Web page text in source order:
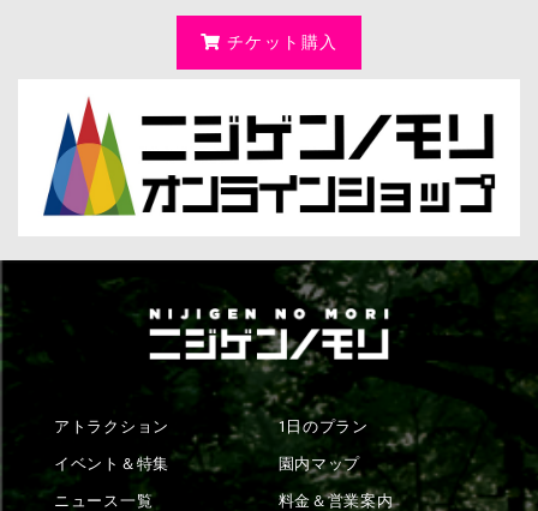
チケット購入
アトラクション
イベント＆特集
ニュース一覧
1日のプラン
園内マップ
料金＆営業案内